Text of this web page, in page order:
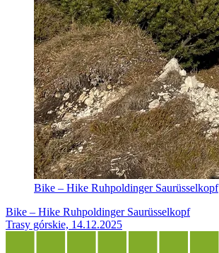
Bike – Hike Ruhpoldinger Saurüsselkopf
Bike – Hike Ruhpoldinger Saurüsselkopf
Trasy górskie, 14.12.2025